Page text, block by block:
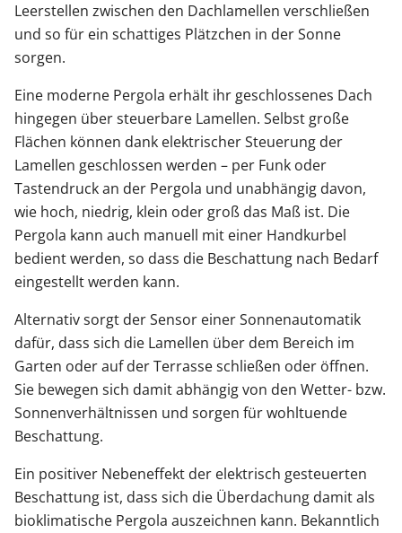
Anmelden / Registrieren
Leerstellen zwischen den Dachlamellen verschließen
und so für ein schattiges Plätzchen in der Sonne
sorgen.
Eine moderne Pergola erhält ihr geschlossenes Dach
hingegen über steuerbare Lamellen. Selbst große
Flächen können dank elektrischer Steuerung der
Lamellen geschlossen werden – per Funk oder
Tastendruck an der Pergola und unabhängig davon,
wie hoch, niedrig, klein oder groß das Maß ist. Die
Pergola kann auch manuell mit einer Handkurbel
bedient werden, so dass die Beschattung nach Bedarf
eingestellt werden kann.
Alternativ sorgt der Sensor einer Sonnenautomatik
dafür, dass sich die Lamellen über dem Bereich im
Garten oder auf der Terrasse schließen oder öffnen.
Sie bewegen sich damit abhängig von den Wetter- bzw.
Sonnenverhältnissen und sorgen für wohltuende
Beschattung.
Ein positiver Nebeneffekt der elektrisch gesteuerten
Beschattung ist, dass sich die Überdachung damit als
bioklimatische Pergola auszeichnen kann. Bekanntlich